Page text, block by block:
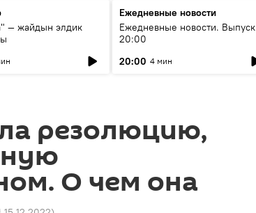
— жайдын элдик
Ежедневные новости
Ежедневные новости. Выпуск
20:00
20:00 4 мин
резолюцию,
О чем она